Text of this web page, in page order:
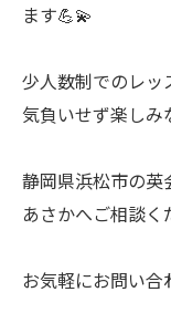
ます💪💫
少人数制でのレッ
気負いせず楽しみ
静岡県浜松市の英
あさかへご相談く
お気軽にお問い合